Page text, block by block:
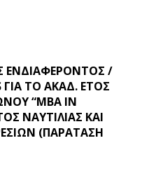
ΕΝΔΙΑΦΕΡΟΝΤΟΣ /
ΓΙΑ ΤΟ ΑΚΑΔ. ΕΤΟΣ
“MBA IN
ΝΑΥΤΙΛΙΑΣ ΚΑΙ
(ΠΑΡΑΤΑΣΗ